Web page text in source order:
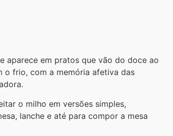
aparece em pratos que vão do doce ao
o frio, com a memória afetiva das
o milho em versões simples,
lanche e até para compor a mesa